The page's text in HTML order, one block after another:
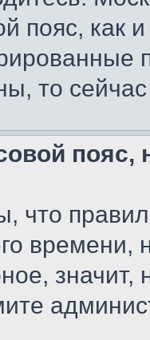
пояс, как
то
пояс,
что
значит,